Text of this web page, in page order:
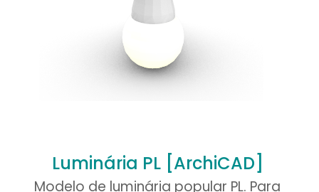
Luminária PL [ArchiCAD]
Modelo de luminária popular PL. Para